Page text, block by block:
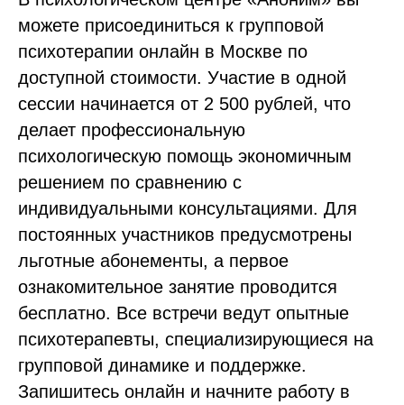
можете присоединиться к групповой
психотерапии онлайн в Москве по
доступной стоимости. Участие в одной
сессии начинается от 2 500 рублей, что
делает профессиональную
психологическую помощь экономичным
решением по сравнению с
индивидуальными консультациями. Для
постоянных участников предусмотрены
льготные абонементы, а первое
ознакомительное занятие проводится
бесплатно. Все встречи ведут опытные
психотерапевты, специализирующиеся на
групповой динамике и поддержке.
Запишитесь онлайн и начните работу в